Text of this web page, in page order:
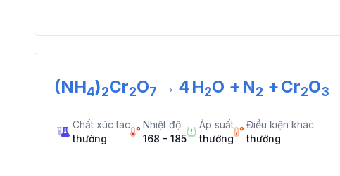
(NH4)2Cr2O7 → 4H2O + N2 +Cr2O3
Chất xúc tác
thường
Nhiệt độ
168 - 185
Áp suất
thường
Điều kiện khác
thường